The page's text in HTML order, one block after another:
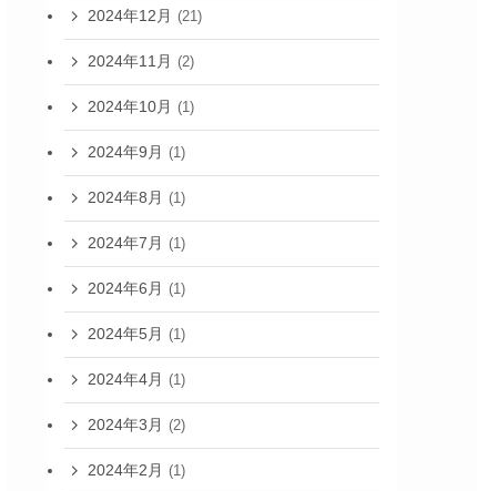
2024年12月 (21)
2024年11月 (2)
2024年10月 (1)
2024年9月 (1)
2024年8月 (1)
2024年7月 (1)
2024年6月 (1)
2024年5月 (1)
2024年4月 (1)
2024年3月 (2)
2024年2月 (1)